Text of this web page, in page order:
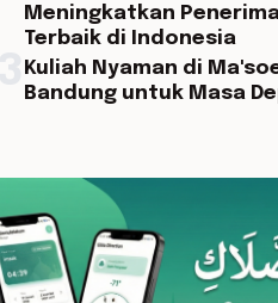
Meningkatkan
Terbaik di Indonesia
Kuliah Nyaman di
Bandung untuk Masa